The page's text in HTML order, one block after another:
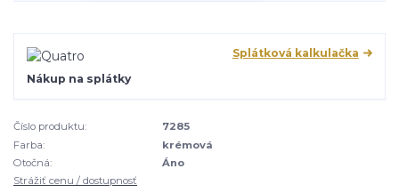
Splátková kalkulačka
Nákup na splátky
Číslo produktu:
7285
Farba:
krémová
Otočná:
Áno
Strážiť cenu / dostupnosť